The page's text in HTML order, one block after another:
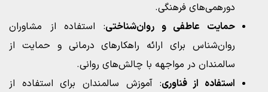
دورهمی‌های فرهنگی.
حمایت عاطفی و روان‌شناختی: استفاده از مشاوران
روان‌شناس برای ارائه راهکارهای درمانی و حمایت از
سالمندان در مواجهه با چالش‌های روانی.
استفاده از فناوری: آموزش سالمندان برای استفاده از